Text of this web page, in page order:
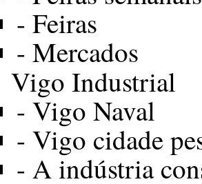
- Feiras
- Mercados
Vigo Industrial
- Vigo Naval
- Vigo cidade
- A indústria